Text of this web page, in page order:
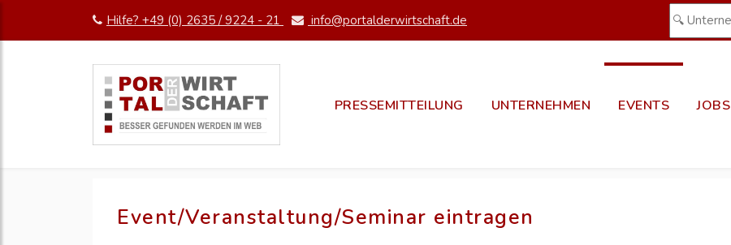
Hilfe? +49 (0) 2635 / 9224 - 21 info@portalderwirtschaft.de
PRESSEMITTEILUNG UNTERNEHMEN EVENTS JOBS
Event/Veranstaltung/Seminar eintragen